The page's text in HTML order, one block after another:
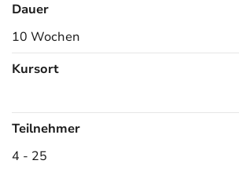
Dauer
10 Wochen
Kursort
Teilnehmer
4 - 25